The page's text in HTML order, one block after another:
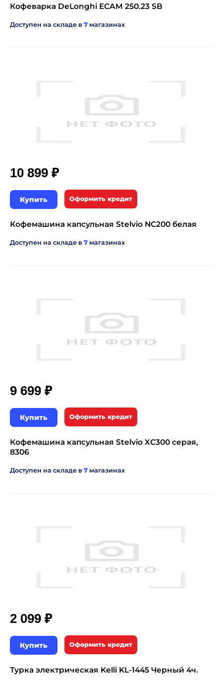
Кофеварка DeLonghi ECAM 250.23 SB
Доступен на складе в 7 магазинах
10 899 ₽
Купить Оформить кредит
Кофемашина капсульная Stelvio NC200 белая
Доступен на складе в 7 магазинах
9 699 ₽
Купить Оформить кредит
Кофемашина капсульная Stelvio XC300 серая,
8306
Доступен на складе в 7 магазинах
2 099 ₽
Купить Оформить кредит
Турка электрическая Kelli KL-1445 Черный 4ч.